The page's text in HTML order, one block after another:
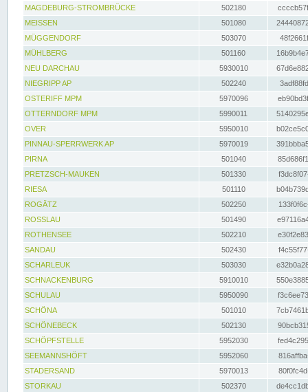
MAGDEBURG-STROMBRÜCKE
502180
MEISSEN
501080
MÜGGENDORF
503070
MÜHLBERG
501160
NEU DARCHAU
5930010
NIEGRIPP AP
502240
OSTERIFF MPM
5970096
OTTERNDORF MPM
5990011
OVER
5950010
PINNAU-SPERRWERK AP
5970019
PIRNA
501040
PRETZSCH-MAUKEN
501330
RIESA
501110
ROGÄTZ
502250
ROSSLAU
501490
ROTHENSEE
502210
SANDAU
502430
SCHARLEUK
503030
SCHNACKENBURG
5910010
SCHULAU
5950090
SCHÖNA
501010
SCHÖNEBECK
502130
SCHÖPFSTELLE
5952030
SEEMANNSHÖFT
5952060
STADERSAND
5970013
STORKAU
502370